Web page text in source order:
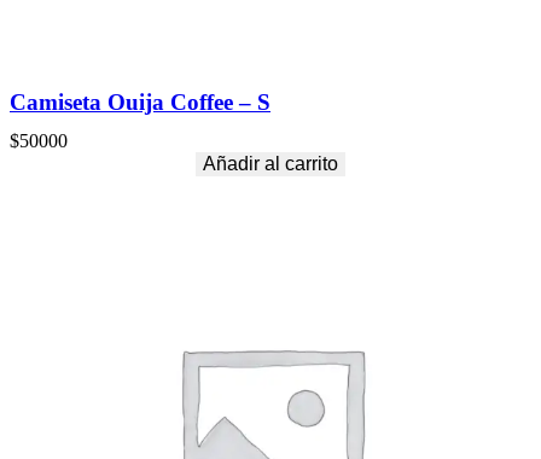
Camiseta Ouija Coffee – S
$50000
Añadir al carrito